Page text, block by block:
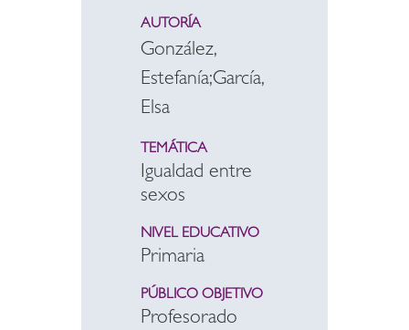
AUTORÍA
González,
Estefanía;García,
Elsa
TEMÁTICA
Igualdad entre
sexos
NIVEL EDUCATIVO
Primaria
PÚBLICO OBJETIVO
Profesorado